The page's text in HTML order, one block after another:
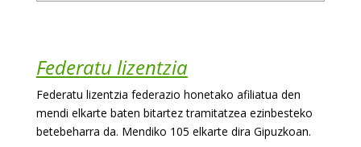
Federatu lizentzia
Federatu lizentzia federazio honetako afiliatua den
mendi elkarte baten bitartez tramitatzea ezinbesteko
betebeharra da. Mendiko 105 elkarte dira Gipuzkoan.